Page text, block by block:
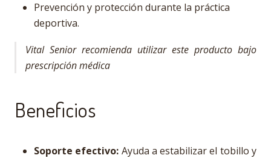
Prevención y protección durante la práctica
deportiva.
Vital Senior recomienda utilizar este producto bajo
prescripción médica
Beneficios
Soporte efectivo: Ayuda a estabilizar el tobillo y